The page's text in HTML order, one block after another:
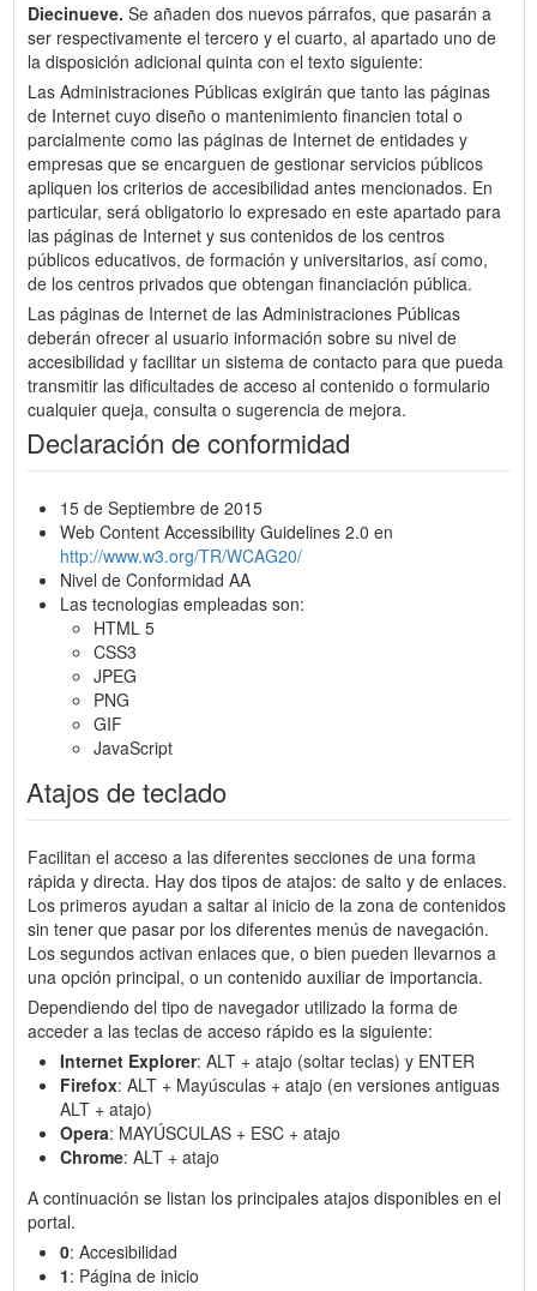
Diecinueve. Se añaden dos nuevos párrafos, que pasarán a
ser respectivamente el tercero y el cuarto, al apartado uno de
la disposición adicional quinta con el texto siguiente:
Las Administraciones Públicas exigirán que tanto las páginas
de Internet cuyo diseño o mantenimiento financien total o
parcialmente como las páginas de Internet de entidades y
empresas que se encarguen de gestionar servicios públicos
apliquen los criterios de accesibilidad antes mencionados. En
particular, será obligatorio lo expresado en este apartado para
las páginas de Internet y sus contenidos de los centros
públicos educativos, de formación y universitarios, así como,
de los centros privados que obtengan financiación pública.
Las páginas de Internet de las Administraciones Públicas
deberán ofrecer al usuario información sobre su nivel de
accesibilidad y facilitar un sistema de contacto para que pueda
transmitir las dificultades de acceso al contenido o formulario
cualquier queja, consulta o sugerencia de mejora.
Declaración de conformidad
15 de Septiembre de 2015
Web Content Accessibility Guidelines 2.0 en
http://www.w3.org/TR/WCAG20/
Nivel de Conformidad AA
Las tecnologias empleadas son:
HTML 5
CSS3
JPEG
PNG
GIF
JavaScript
Atajos de teclado
Facilitan el acceso a las diferentes secciones de una forma
rápida y directa. Hay dos tipos de atajos: de salto y de enlaces.
Los primeros ayudan a saltar al inicio de la zona de contenidos
sin tener que pasar por los diferentes menús de navegación.
Los segundos activan enlaces que, o bien pueden llevarnos a
una opción principal, o un contenido auxiliar de importancia.
Dependiendo del tipo de navegador utilizado la forma de
acceder a las teclas de acceso rápido es la siguiente:
Internet Explorer: ALT + atajo (soltar teclas) y ENTER
Firefox: ALT + Mayúsculas + atajo (en versiones antiguas
ALT + atajo)
Opera: MAYÚSCULAS + ESC + atajo
Chrome: ALT + atajo
A continuación se listan los principales atajos disponibles en el
portal.
0: Accesibilidad
1: Página de inicio